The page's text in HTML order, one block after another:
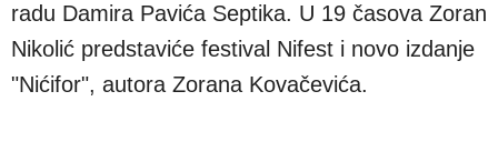
radu Damira Pavića Septika. U 19 časova Zoran
Nikolić predstaviće festival Nifest i novo izdanje
"Nićifor", autora Zorana Kovačevića.